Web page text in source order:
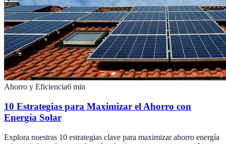
Ahorro y Eficiencia6 min
10 Estrategias para Maximizar el Ahorro con
Energía Solar
Explora nuestras 10 estrategias clave para maximizar ahorro energía